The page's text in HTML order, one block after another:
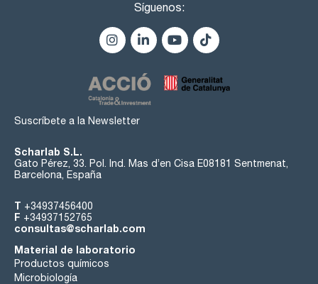
Síguenos:
Suscríbete a la Newsletter
Scharlab S.L.
Gato Pérez, 33. Pol. Ind. Mas d’en Cisa E08181 Sentmenat,
Barcelona, España
T +34937456400
F +34937152765
consultas@scharlab.com
Material de laboratorio
Productos químicos
Microbiología